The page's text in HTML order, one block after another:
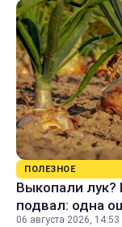
ПОЛЕЗНОЕ
Выкопали лук?
подвал: одна
06 августа 2026, 14:53